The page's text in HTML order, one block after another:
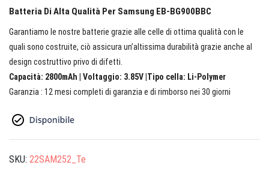
Batteria Di Alta Qualità Per Samsung EB-BG900BBC
Garantiamo le nostre batterie grazie alle celle di ottima qualità con le
quali sono costruite, ciò assicura un’altissima durabilità grazie anche al
design costruttivo privo di difetti.
Capacità: 2800mAh | Voltaggio: 3.85V |Tipo cella: Li-Polymer
Garanzia : 12 mesi completi di garanzia e di rimborso nei 30 giorni
SKU: 22SAM252_Te